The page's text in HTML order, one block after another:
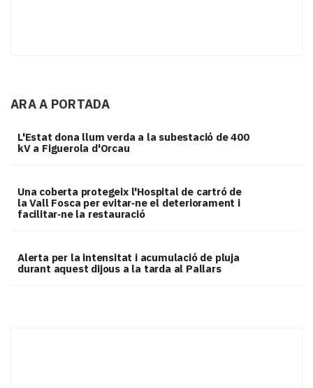
ARA A PORTADA
L'Estat dona llum verda a la subestació de 400
kV a Figuerola d'Orcau
Una coberta protegeix l'Hospital de cartró de
la Vall Fosca per evitar‑ne el deteriorament i
facilitar‑ne la restauració
Alerta per la intensitat i acumulació de pluja
durant aquest dijous a la tarda al Pallars